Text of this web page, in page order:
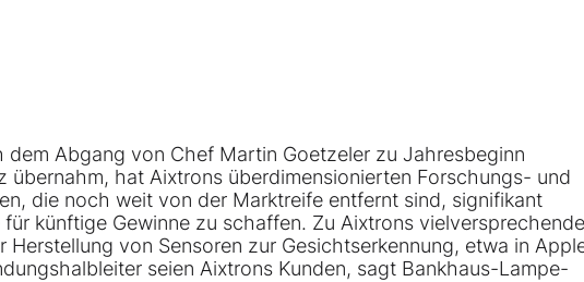
Abgang von Chef Martin Goetzeler zu Jahresbeginn
hat Aixtrons überdimensionierten Forschungs- und
die noch weit von der Marktreife entfernt sind, signifikant
künftige Gewinne zu schaffen. Zu Aixtrons
von Sensoren zur Gesichtserkennung, etwa in
seien Aixtrons Kunden, sagt Bankhaus-Lampe-